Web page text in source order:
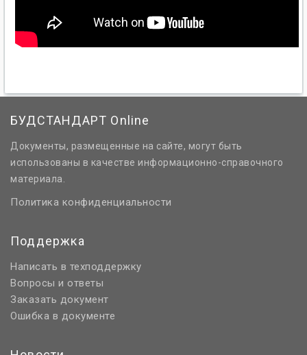
БУДСТАНДАРТ Online
Документы, размещенные на сайте, могут быть
использованы в качестве информационно-справочного
материала.
Политика конфиденциальности
Поддержка
Написать в техподдержку
Вопросы и ответы
Заказать документ
Ошибка в документе